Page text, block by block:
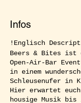
Infos
!Englisch
Beers & Bites ist
Open-Air-Bar
in einem
Schleusenufer in
Hier erwartet
housige Musik